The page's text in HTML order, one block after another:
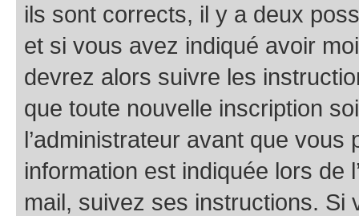
ils sont corrects, il y a deux
et si vous avez indiqué avoir
devrez alors suivre les
que toute nouvelle inscription
l’administrateur avant que
information est indiquée lors de
mail, suivez ses instructions. Si